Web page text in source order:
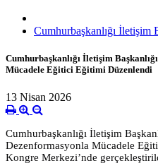
Cumhurbaşkanlığı İletişim
Cumhurbaşkanlığı İletişim
Mücadele Eğitici Eğitimi Düzenlendi
13 Nisan 2026
Cumhurbaşkanlığı İletişim
Dezenformasyonla Mücadele
Kongre Merkezi’nde